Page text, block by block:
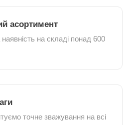
асортимент
наявність на складі понад 600
точне зважування на всі